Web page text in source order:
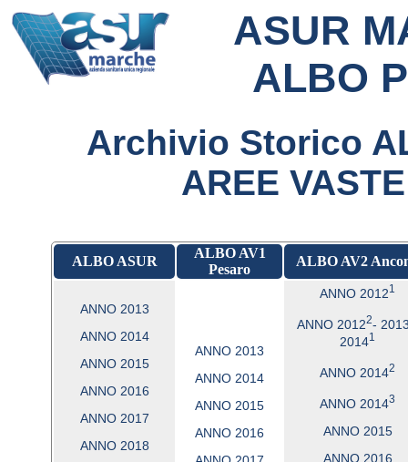
ASUR
ALBO
Archivio Storico
AREE
ALBO ASUR
ALBO AV1
Pesaro
ALBO AV2
ANNO 2013
ANNO 2014
ANNO 2015
ANNO 2016
ANNO 2017
ANNO 2018
ANNO 2013
ANNO 2014
ANNO 2015
ANNO 2016
ANNO 20121
ANNO 20122-
20141
ANNO 20142
ANNO 20143
ANNO 2015
ANNO 2016